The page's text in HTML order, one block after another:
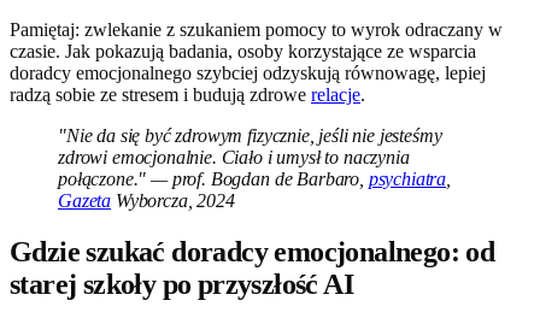
Pamiętaj: zwlekanie z szukaniem pomocy to wyrok odraczany w
czasie. Jak pokazują badania, osoby korzystające ze wsparcia
doradcy emocjonalnego szybciej odzyskują równowagę, lepiej
radzą sobie ze stresem i budują zdrowe relacje.
"Nie da się być zdrowym fizycznie, jeśli nie jesteśmy
zdrowi emocjonalnie. Ciało i umysł to naczynia
połączone." — prof. Bogdan de Barbaro, psychiatra
Gazeta Wyborcza, 2024
Gdzie szukać doradcy emocjonalnego: od
starej szkoły po przyszłość AI